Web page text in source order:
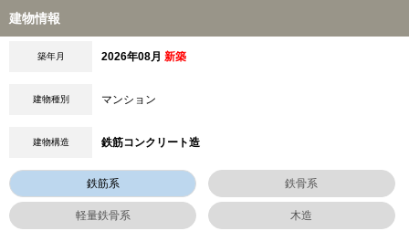
建物情報
築年月 2026年08月 新築
建物種別 マンション
建物構造 鉄筋コンクリート造
鉄筋系 鉄骨系
軽量鉄骨系 木造